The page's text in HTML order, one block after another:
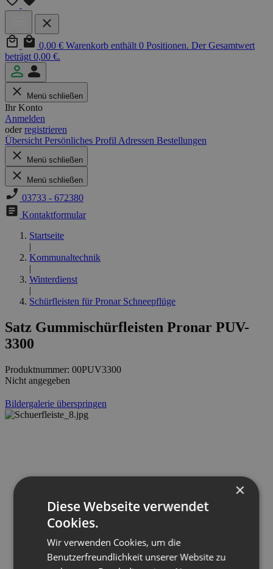
0,00 € Warenkorb enthält 0 Positionen. Der Gesamtwert
beträgt 0,00 €.
Menü schließen
Ihr Konto
Anmelden
oderregistrieren
Übersicht Persönliches Profil Adressen Bestellungen
Menü schließen
Menü schließen
03733 - 672380
Kontaktformular
Startseite
|
Kommunaltechnik
|
Winterdienst
|
Schürfleisten für Pronar Schneepflüge
Satz Gummischürfleisten Pronar PUV-
3300
Produktnummer: 00PUV3300
Nicht angegeben
Bildergalerie überspringen
×
Diese Webseite verwendet
Cookies.
Wir verwenden Cookies, um die
Benutzerfreundlichkeit unserer Website zu